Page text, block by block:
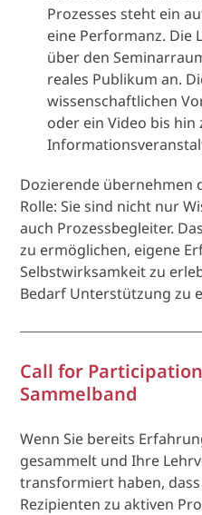
Prozesses steht ein
eine Performanz. Die
über den
reales Publikum an.
wissenschaftlichen
oder ein Video bis hin
Dozierende übernehmen
Rolle: Sie sind nicht nur
auch Prozessbegleiter.
zu ermöglichen, eigene
Selbstwirksamkeit zu
Bedarf Unterstützung zu
Call for
Sammelband
Wenn Sie bereits
gesammelt und Ihre
transformiert haben,
Rezipienten zu aktiven